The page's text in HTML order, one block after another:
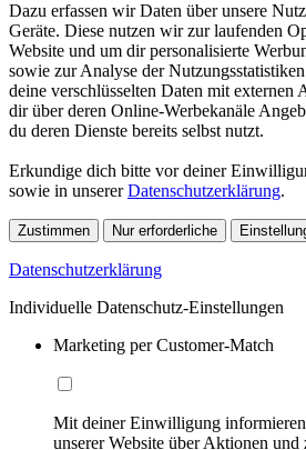
Dazu erfassen wir Daten über unsere
Geräte. Diese nutzen wir zur laufenden
Website und um dir personalisierte
sowie zur Analyse der
deine verschlüsselten Daten mit externen
dir über deren Online-Werbekanäle
du deren Dienste bereits selbst nutzt.
Erkundige dich bitte vor deiner
sowie in unsererDatenschutzerklärung.
Zustimmen Nur erforderliche
Datenschutzerklärung
Individuelle Datenschutz-Einstellungen
Marketing per Customer-Match
Mit deiner Einwilligung
unserer Website über Aktionen und